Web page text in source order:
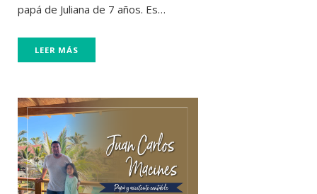
papá de Juliana de 7 años. Es…
LEER MÁS